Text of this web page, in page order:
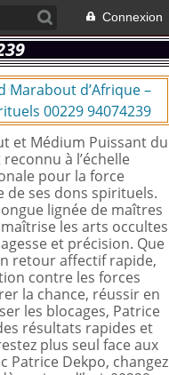
Connexion
Marabout d’Afrique –
00229 94074239
et Médium Puissant du
à l’échelle
pour la force
de ses dons spirituels.
lignée de maîtres
les arts occultes
et précision. Que
retour affectif rapide,
contre les forces
la chance, réussir en
les blocages, Patrice
résultats rapides et
plus seul face aux
Patrice Dekpo, changez